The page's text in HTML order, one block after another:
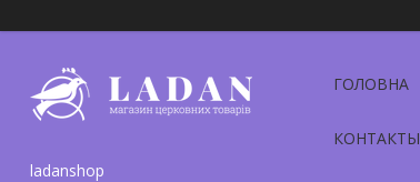
ladanshop
ГОЛОВНА
КОНТАКТЫ